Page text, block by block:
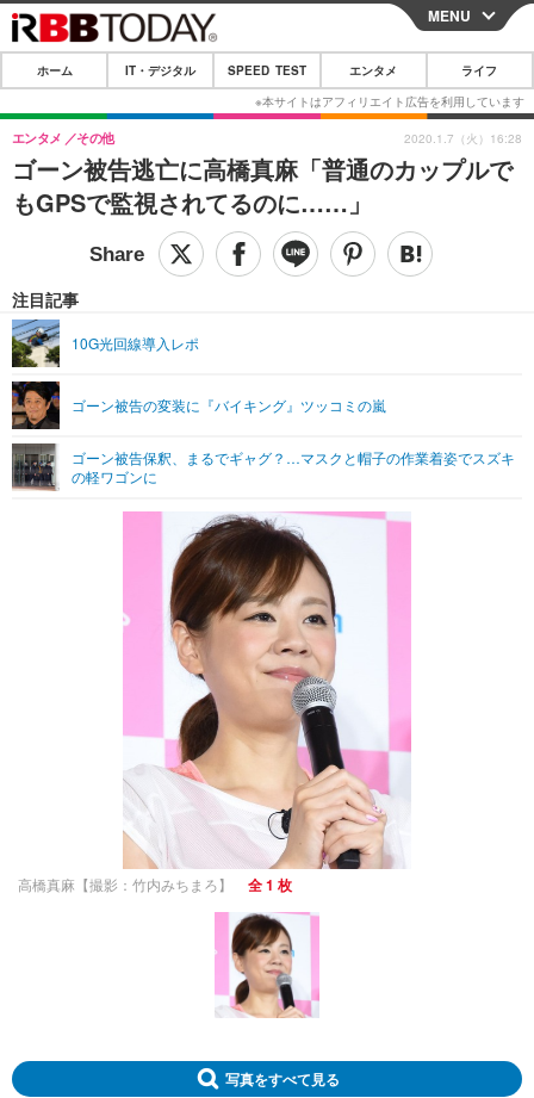
CLOSE
ホーム
IT・デジタル
IT・デジタルTOP スマートフォン
ショッピング その他
SPEED TEST
エンタメTOP 映画・ドラマ
グラビア ブログ
ショッピング その他
ライフTOP
リリース一覧
プッシュ通知の停止方法
MENU
ホーム IT・デジタル SPEED TEST エンタメ ライフ
ゴーン被告逃亡に高橋真麻「普通のカップルで
もGPSで監視されてるのに……」
エンタメ その他
注目記事
10G光回線導入レポ
ゴーン被告の変装に『バイキング』ツッコミの嵐
ゴーン被告保釈、まるでギャグ？…マスクと帽子の作業着姿でスズキ
の軽ワゴンに
2020.1.7（火）16:28
高橋真麻【撮影：竹内みちまろ】 全 1 枚
写真をすべて見る